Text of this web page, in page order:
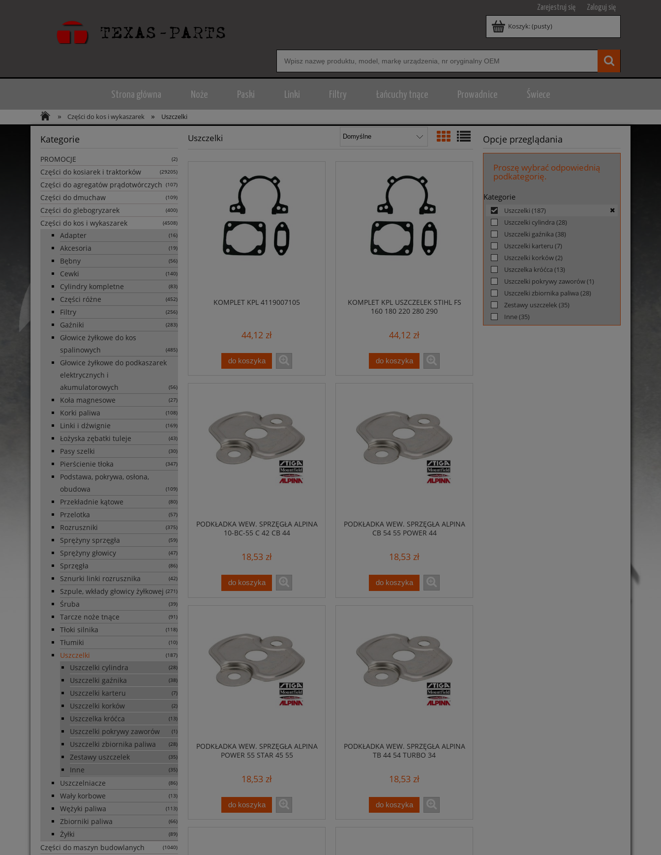
Zarejestruj się Zaloguj się
Koszyk:(pusty)
Strona główna Noże Paski Linki Filtry Łańcuchy tnące Prowadnice Świece
» Części do kos i wykaszarek » Uszczelki
Kategorie
PROMOCJE (2)
Części do kosiarek i traktorków (29205)
Części do agregatów prądotwórczych (107)
Części do dmuchaw (109)
Części do glebogryzarek (400)
Części do kos i wykaszarek (4508)
Adapter (16)
Akcesoria (19)
Bębny (56)
Cewki (140)
Cylindry kompletne (83)
Części różne (452)
Filtry (256)
Gaźniki (283)
Głowice żyłkowe do kos
spalinowych
(485)
Głowice żyłkowe do podkaszarek
elektrycznych i
akumulatorowych
(56)
Koła magnesowe (27)
Korki paliwa (108)
Linki i dźwignie (169)
Łożyska zębatki tuleje (43)
Pasy szelki (30)
Pierścienie tłoka (347)
Podstawa, pokrywa, osłona,
obudowa
(109)
Przekładnie kątowe (80)
Przelotka (57)
Rozruszniki (375)
Sprężyny sprzęgła (59)
Sprężyny głowicy (47)
Sprzęgła (86)
Sznurki linki rozrusznika (42)
Szpule, wkłady głowicy żyłkowej (271)
Śruba (39)
Tarcze noże tnące (91)
Tłoki silnika (118)
Tłumiki (10)
Uszczelki (187)
Uszczelki cylindra (28)
Uszczelki gaźnika (38)
Uszczelki karteru (7)
Uszczelki korków (2)
Uszczelka króćca (13)
Uszczelki pokrywy zaworów (1)
Uszczelki zbiornika paliwa (28)
Zestawy uszczelek (35)
Inne (35)
Uszczelniacze (86)
Wały korbowe (13)
Wężyki paliwa (113)
Zbiorniki paliwa (66)
Żyłki (89)
Części do maszyn budowlanych (1040)
Uszczelki
KOMPLET KPL 4119007105
44,12 zł
do koszyka
KOMPLET KPL USZCZELEK STIHL FS
160 180 220 280 290
44,12 zł
do koszyka
PODKŁADKA WEW. SPRZĘGŁA ALPINA
10-BC-55 C 42 CB 44
18,53 zł
do koszyka
PODKŁADKA WEW. SPRZĘGŁA ALPINA
CB 54 55 POWER 44
18,53 zł
do koszyka
PODKŁADKA WEW. SPRZĘGŁA ALPINA
POWER 55 STAR 45 55
18,53 zł
do koszyka
PODKŁADKA WEW. SPRZĘGŁA ALPINA
TB 44 54 TURBO 34
18,53 zł
do koszyka
Opcje przeglądania
Proszę wybrać odpowiednią
podkategorię.
Kategorie
Uszczelki (187)
Uszczelki cylindra (28)
Uszczelki gaźnika (38)
Uszczelki karteru (7)
Uszczelki korków(2)
Uszczelka króćca (13)
Uszczelki pokrywy zaworów(1)
Uszczelki zbiornika paliwa (28)
Zestawy uszczelek(35)
Inne(35)